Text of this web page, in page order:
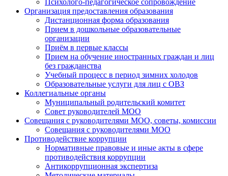
Психолого-педагогическое сопровождение
Организация предоставления образования
Дистанционная форма образования
Прием в дошкольные образовательные
организации
Приём в первые классы
Прием на обучение иностранных граждан и лиц
без гражданства
Учебный процесс в период зимних холодов
Образовательные услуги для лиц с ОВЗ
Коллегиальные органы
Муниципальный родительский комитет
Совет руководителей МОО
Совещания с руководителями МОО, советы, комиссии
Совещания с руководителями МОО
Противодействие коррупции
Нормативные правовые и иные акты в сфере
противодействия коррупции
Антикоррупционная экспертиза